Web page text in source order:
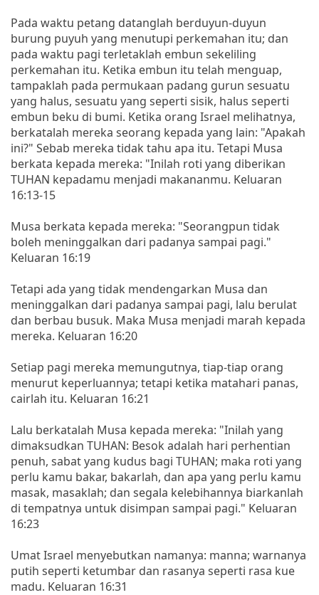
Pada waktu petang datanglah berduyun-duyun
burung puyuh yang menutupi perkemahan itu; dan
pada waktu pagi terletaklah embun sekeliling
perkemahan itu. Ketika embun itu telah menguap,
tampaklah pada permukaan padang gurun sesuatu
yang halus, sesuatu yang seperti sisik, halus seperti
embun beku di bumi. Ketika orang Israel melihatnya,
berkatalah mereka seorang kepada yang lain: "Apakah
ini?" Sebab mereka tidak tahu apa itu. Tetapi Musa
berkata kepada mereka: "Inilah roti yang diberikan
TUHAN kepadamu menjadi makananmu. Keluaran
16:13-15
Musa berkata kepada mereka: "Seorangpun tidak
boleh meninggalkan dari padanya sampai pagi."
Keluaran 16:19
Tetapi ada yang tidak mendengarkan Musa dan
meninggalkan dari padanya sampai pagi, lalu berulat
dan berbau busuk. Maka Musa menjadi marah kepada
mereka. Keluaran 16:20
Setiap pagi mereka memungutnya, tiap-tiap orang
menurut keperluannya; tetapi ketika matahari panas,
cairlah itu. Keluaran 16:21
Lalu berkatalah Musa kepada mereka: "Inilah yang
dimaksudkan TUHAN: Besok adalah hari perhentian
penuh, sabat yang kudus bagi TUHAN; maka roti yang
perlu kamu bakar, bakarlah, dan apa yang perlu kamu
masak, masaklah; dan segala kelebihannya biarkanlah
di tempatnya untuk disimpan sampai pagi." Keluaran
16:23
Umat Israel menyebutkan namanya: manna; warnanya
putih seperti ketumbar dan rasanya seperti rasa kue
madu. Keluaran 16:31